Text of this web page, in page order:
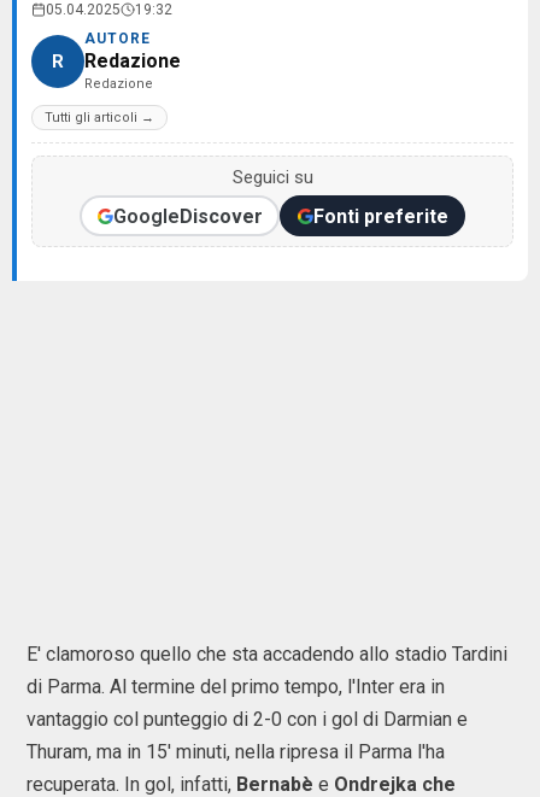
05.04.2025 19:32
R
AUTORE
Redazione
Redazione
Tutti gli articoli →
Seguici su
GoogleDiscover Fonti preferite
E' clamoroso quello che sta accadendo allo stadio Tardini
di Parma. Al termine del primo tempo, l'Inter era in
vantaggio col punteggio di 2-0 con i gol di Darmian e
Thuram, ma in 15' minuti, nella ripresa il Parma l'ha
recuperata. In gol, infatti, Bernabè e Ondrejka che